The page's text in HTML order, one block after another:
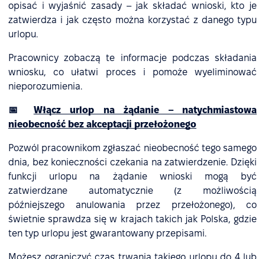
opisać i wyjaśnić zasady – jak składać wnioski, kto je
zatwierdza i jak często można korzystać z danego typu
urlopu.
Pracownicy zobaczą te informacje podczas składania
wniosku, co ułatwi proces i pomoże wyeliminować
nieporozumienia.
📅 Włącz urlop na żądanie – natychmiastowa
nieobecność bez akceptacji przełożonego
Pozwól pracownikom zgłaszać nieobecność tego samego
dnia, bez konieczności czekania na zatwierdzenie. Dzięki
funkcji urlopu na żądanie wnioski mogą być
zatwierdzane automatycznie (z możliwością
późniejszego anulowania przez przełożonego), co
świetnie sprawdza się w krajach takich jak Polska, gdzie
ten typ urlopu jest gwarantowany przepisami.
Możesz ograniczyć czas trwania takiego urlopu do 4 lub